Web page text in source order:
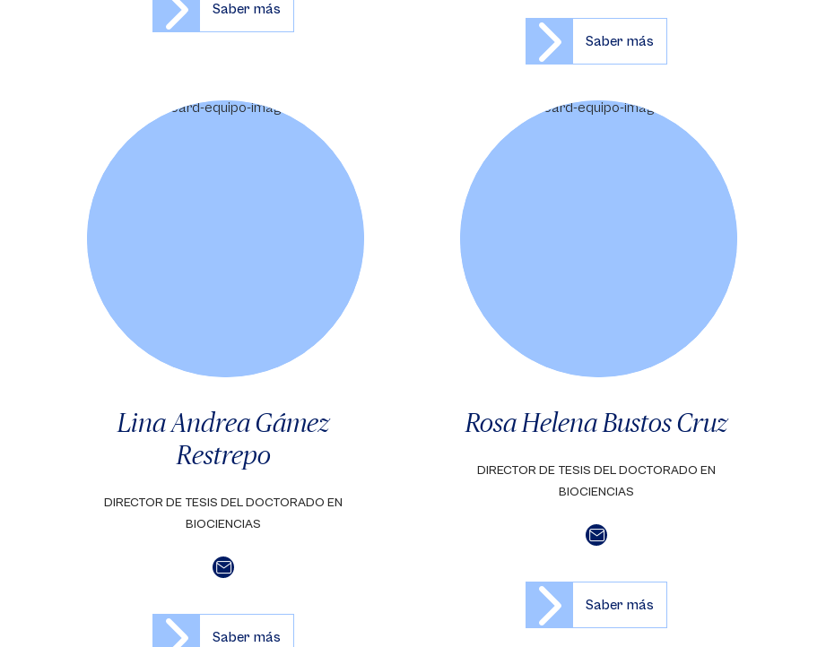
Saber más
Saber más
Lina Andrea Gámez
Restrepo
DIRECTOR DE TESIS DEL DOCTORADO EN
BIOCIENCIAS
Saber más
Rosa Helena Bustos Cruz
DIRECTOR DE TESIS DEL DOCTORADO EN
BIOCIENCIAS
Saber más